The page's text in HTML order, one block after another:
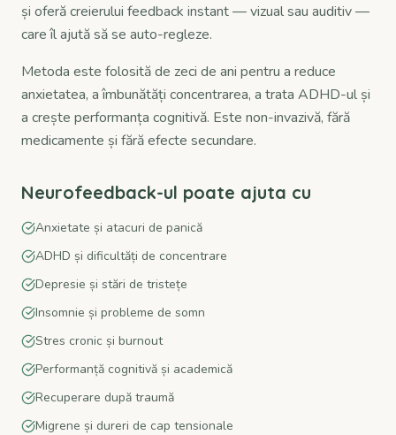
și oferă creierului feedback instant — vizual sau auditiv —
care îl ajută să se auto-regleze.
Metoda este folosită de zeci de ani pentru a reduce
anxietatea, a îmbunătăți concentrarea, a trata ADHD-ul și
a crește performanța cognitivă. Este non-invazivă, fără
medicamente și fără efecte secundare.
Neurofeedback-ul poate ajuta cu
Anxietate și atacuri de panică
ADHD și dificultăți de concentrare
Depresie și stări de tristețe
Insomnie și probleme de somn
Stres cronic și burnout
Performanță cognitivă și academică
Recuperare după traumă
Migrene și dureri de cap tensionale